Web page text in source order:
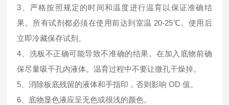
3、严格按照规定的时间和温度进行温育以保证准确结
果。所有试剂都必须在使用前达到室温 20-25℃。使用后
立即冷藏保存试剂。
4、洗板不正确可能导致不准确的结果。在加入底物前确
保尽量吸干孔内液体。温育过程中不要让微孔干燥掉。
5、消除板底残留的液体和手指印，否则影响 OD 值。
6、底物显色液应呈无色或很浅的颜色。